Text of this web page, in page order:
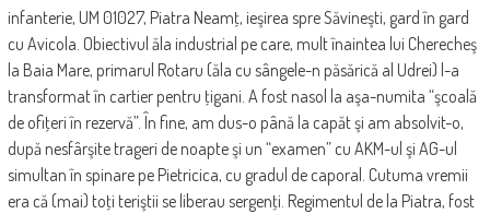
infanterie, UM 01027, Piatra Neamţ, ieşirea spre Săvineşti, gard în gard
cu Avicola. Obiectivul ăla industrial pe care, mult înaintea lui Cherecheş
la Baia Mare, primarul Rotaru (ăla cu sângele-n păsărică al Udrei) l-a
transformat în cartier pentru ţigani. A fost nasol la aşa-numita “şcoală
de ofiţeri în rezervă”. În fine, am dus-o până la capăt şi am absolvit-o,
după nesfârşite trageri de noapte şi un “examen” cu AKM-ul şi AG-ul
simultan în spinare pe Pietricica, cu gradul de caporal. Cutuma vremii
era că (mai) toţi teriştii se liberau sergenţi. Regimentul de la Piatra, fost